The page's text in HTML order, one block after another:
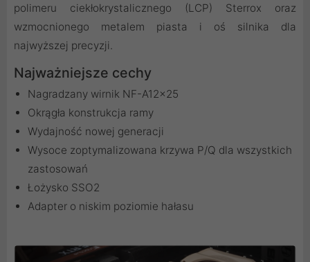
polimeru ciekłokrystalicznego (LCP) Sterrox oraz
wzmocnionego metalem piasta i oś silnika dla
najwyższej precyzji.
Najważniejsze cechy
Nagradzany wirnik NF-A12x25
Okrągła konstrukcja ramy
Wydajność nowej generacji
Wysoce zoptymalizowana krzywa P/Q dla wszystkich
zastosowań
Łożysko SSO2
Adapter o niskim poziomie hałasu